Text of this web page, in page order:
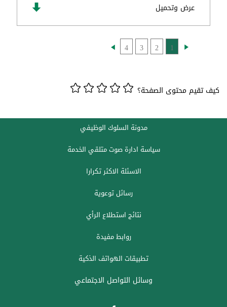
عرض وتحميل
1
2
3
4
كيف تقيم محتوى الصفحة؟
مدونة السلوك الوظيفي
سياسة ادارة صوت متلقي الخدمة
الاسئلة الاكثر تكرارا
رسائل توعوية
نتائج استطلاع الرأي
روابط مفيدة
تطبيقات الهواتف الذكية
وسائل التواصل الاجتماعي